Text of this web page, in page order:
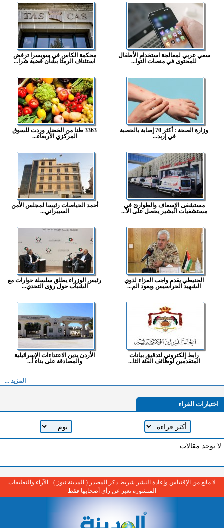
سعي عربي لمعالجة استخدام الأطفال
للمحتوى في منصات التوا...
محكمة الكاس في سويسرا ترفض
استئناف الرمثا بشأن قضية شرا...
وزارة الصحة : أكثر 70 إصابة بالحصبة
في إربد...
3363 طنا من الخضار وردت للسوق
المركزي الأربعاء...
مستشفى الإسعاف والطوارئ في
مستشفيات البشير يحصل على الا...
أحمد الحياصات رئيسا لمجلس الأمن
السيبراني...
الحنيطي يقدم واجب العزاء لذوي
الشهيد الحراسيس ويعود الم...
رئيس الوزراء يطلق سلسلة حوارات مع
الشباب حول رؤى التحدي...
رابط إلكتروني لتدقيق بيانات
المتقدمين لوظائف الفئة الثا...
الأردن يدين الاعتداءات الإسرائيلية
والمصادقة على بناء أ...
المزيد ...
اختيارات القراء
لا يوجد مقالات
لا مانع من الإقتباس وإعادة النشر شريط ذكر المصدر ( المدينة نيوز ) - الآراء والتعليقات
المنشورة تعبر عن رأي أصحابها فقط